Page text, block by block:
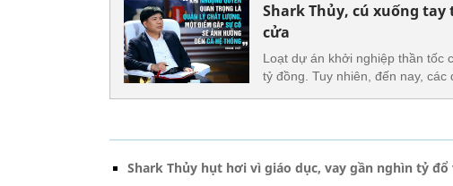
Shark Thủy, cú xuống
cửa
Loạt dự án khởi nghiệp thần tốc
tỷ đồng. Tuy nhiên, đến nay,
Shark Thủy hụt hơi vì giáo dục, vay gần nghìn tỷ đổ